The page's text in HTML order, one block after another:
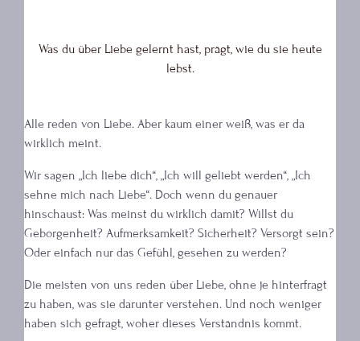
Was du über Liebe gelernt hast, prägt, wie du sie heute
lebst.
Alle reden von Liebe. Aber kaum einer weiß, was er da
wirklich meint.
Wir sagen „Ich liebe dich“, „Ich will geliebt werden“, „Ich
sehne mich nach Liebe“. Doch wenn du genauer
hinschaust: Was meinst du wirklich damit? Willst du
Geborgenheit? Aufmerksamkeit? Sicherheit? Versorgt sein?
Oder einfach nur das Gefühl, gesehen zu werden?
Die meisten von uns reden über Liebe, ohne je hinterfragt
zu haben, was sie darunter verstehen. Und noch weniger
haben sich gefragt, woher dieses Verständnis kommt.